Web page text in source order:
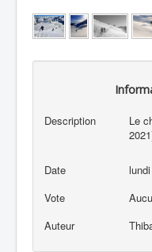
Description
Le
Date
Vote
Auteur